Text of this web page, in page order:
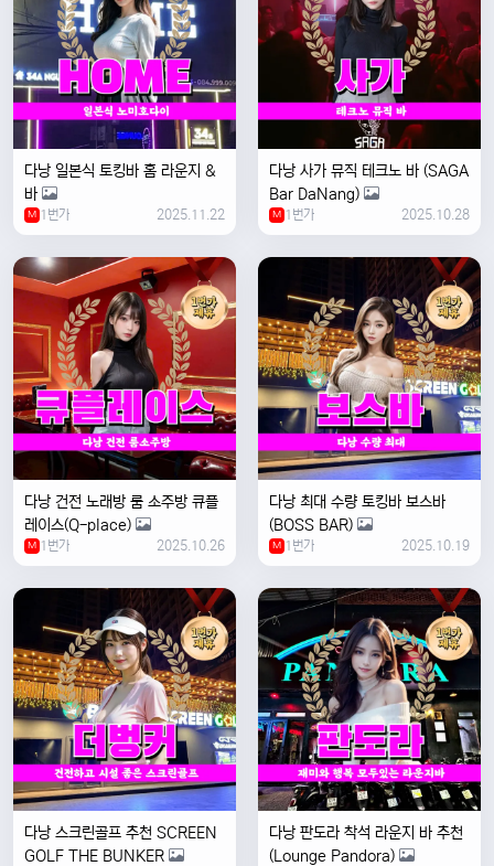
다낭 일본식 토킹바 홈 라운지 &
바
M 1번가 2025.11.22
다낭 사가 뮤직 테크노 바 (SAGA
Bar DaNang)
M 1번가 2025.10.28
다낭 건전 노래방 룸 소주방 큐플
레이스(Q-place)
M 1번가 2025.10.26
다낭 최대 수량 토킹바 보스바
(BOSS BAR)
M 1번가 2025.10.19
다낭 스크린골프 추천 SCREEN
GOLF THE BUNKER
다낭 판도라 착석 라운지 바 추천
(Lounge Pandora)